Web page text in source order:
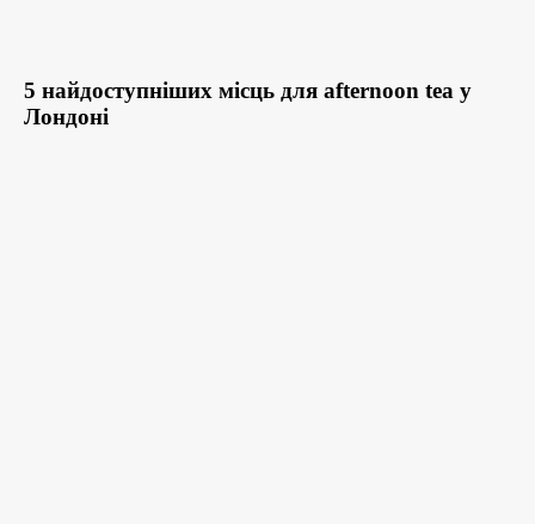
5 найдоступніших місць для afternoon tea у
Лондоні